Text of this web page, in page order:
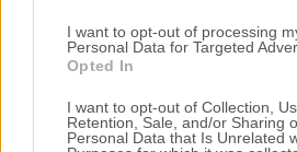
I want to opt-out of processing
Personal Data for Targeted
Opted In
I want to opt-out of Collection,
Retention, Sale, and/or Sharing
Personal Data that Is Unrelated
Πρώτη Προσφορά:
Μονοκατοικία
Πρώτη Προσφορά: